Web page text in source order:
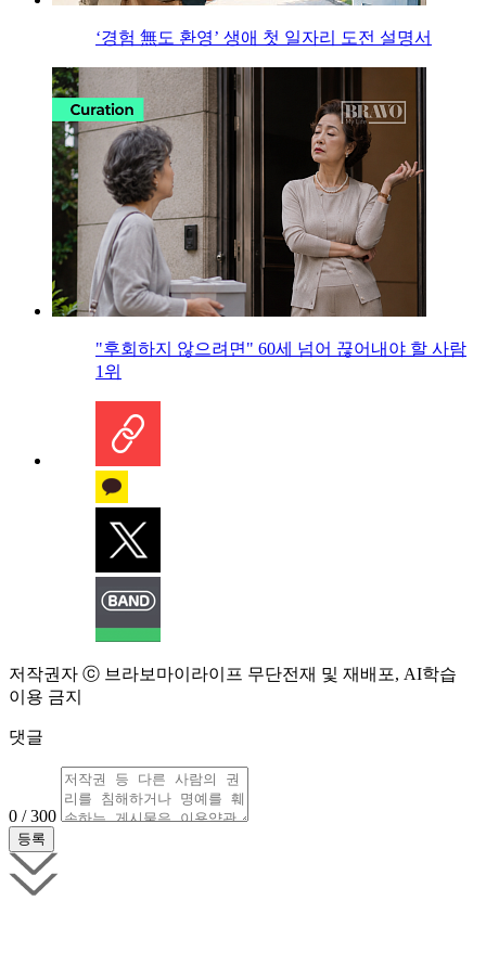
‘경험 無도 환영’ 생애 첫 일자리 도전 설명서
"후회하지 않으려면" 60세 넘어 끊어내야 할 사람
1위
저작권자 ⓒ 브라보마이라이프 무단전재 및 재배포, AI학습
이용 금지
댓글
0 / 300